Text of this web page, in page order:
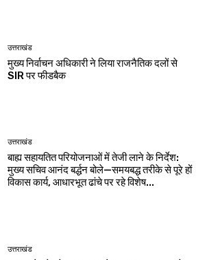
उत्तराखंड
मुख्य निर्वाचन अधिकारी ने लिया राजनैतिक दलों से
SIR पर फीडबैक
उत्तराखंड
बाह्य सहायतित परियोजनाओं में तेजी लाने के निर्देश:
मुख्य सचिव आनंद बर्द्धन बोले—समयबद्ध तरीके से पूरे हों
विकास कार्य, आधारभूत ढांचे पर रहे विशेष...
उत्तराखंड